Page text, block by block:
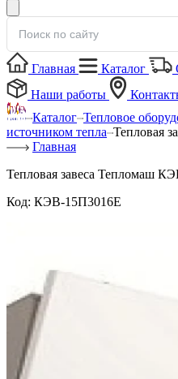
Главная Каталог
Наши работы
Каталог Тепловое
источником тепла Тепловая
Главная
Тепловая завеса Тепломаш
Код: КЭВ-15П3016Е